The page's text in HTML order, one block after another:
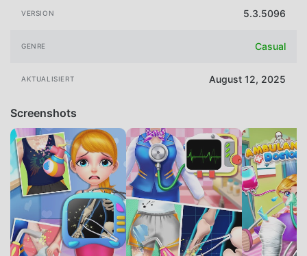
VERSION 5.3.5096
GENRE Casual
AKTUALISIERT August 12, 2025
Screenshots